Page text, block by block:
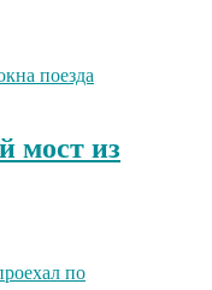
мост из